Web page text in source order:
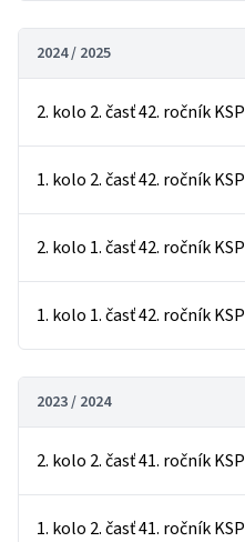
2024 / 2025
2. kolo 2. časť 42. ročník KSP
1. kolo 2. časť 42. ročník KSP
2. kolo 1. časť 42. ročník KSP
1. kolo 1. časť 42. ročník KSP
2023 / 2024
2. kolo 2. časť 41. ročník KSP
1. kolo 2. časť 41. ročník KSP